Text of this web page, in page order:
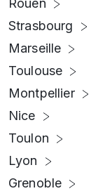
Rouen
Strasbourg
Marseille
Toulouse
Montpellier
Nice
Toulon
Lyon
Grenoble